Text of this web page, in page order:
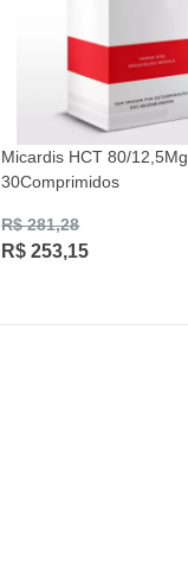
Micardis HCT 80/12,5Mg
30Comprimidos
R$ 281,28
R$ 253,15